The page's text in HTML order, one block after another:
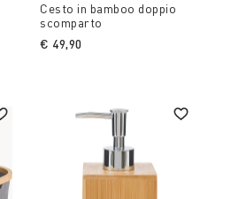
Cesto in bamboo doppio
scomparto
€ 49,90